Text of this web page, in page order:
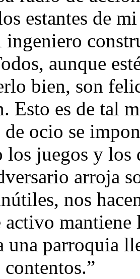
estantes de
ingeniero
aunque
bien, son
Esto es de tal
ocio se
los juegos y
arroja
nos
activo
una parroquia